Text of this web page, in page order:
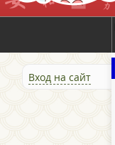
Вход на сайт